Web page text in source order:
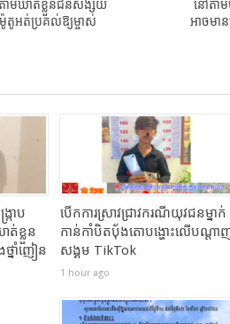
ាមឃាត់ខ្លួនជនសង្ស័យ
តូអត់ប្រគល់ឱ្យម្ចាស់
នៅតាម
អាចមាន
រាប
ត់ខ្លួន
នាំញៀន
បើកការស្រាវជ្រាវករណីយុវជនម្នាក់
កាន់កាំបិតប៉័ងតោបង្ហោះលើបណ្ដា
សង្គម TikTok
1 hour ago